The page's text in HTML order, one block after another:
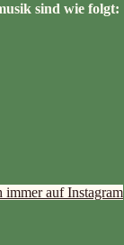
sind wie folgt:
immer auf Instagram